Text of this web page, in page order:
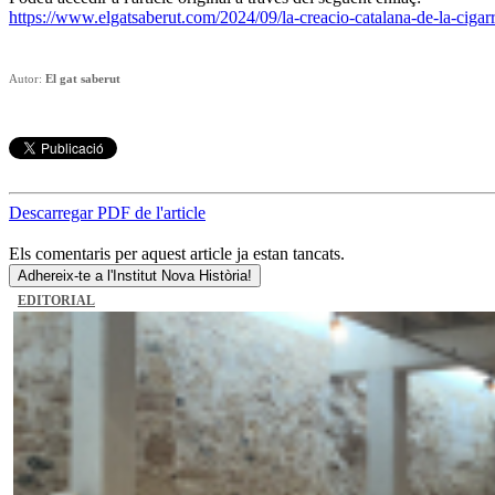
https://www.elgatsaberut.com/2024/09/la-creacio-catalana-de-la-
Autor: El gat saberut
Descarregar PDF de l'article
Els comentaris per aquest article ja estan tancats.
Adhereix-te a l'Institut Nova Història!
EDITORIAL